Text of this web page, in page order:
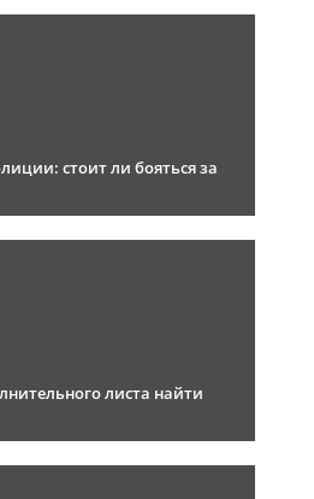
стоит ли бояться за
листа найти